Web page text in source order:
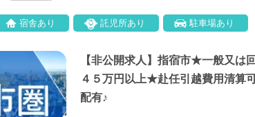
宿舎あり 託児所あり 駐車場あり
【非公開求人】指宿市★一般又は
４５万円以上★赴任引越費用清
配有♪